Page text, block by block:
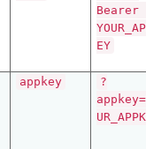
Bearer
EY
appkey
?